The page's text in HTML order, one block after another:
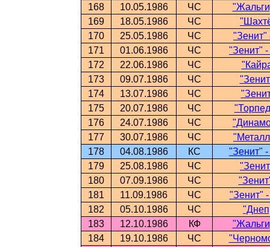
168
10.05.1986 ЧС
169
18.05.1986 ЧС
170
25.05.1986 ЧС
"Зенит"
171
01.06.1986 ЧС
"Зенит"
172
22.06.1986 ЧС
173
09.07.1986 ЧС
174
13.07.1986 ЧС
175
20.07.1986 ЧС
176
24.07.1986 ЧС
177
30.07.1986 ЧС
178
04.08.1986 КС
"Зенит"
179
25.08.1986 ЧС
180
07.09.1986 ЧС
181
11.09.1986 ЧС
"Зенит"
182
05.10.1986 ЧС
183
12.10.1986 КФ
184
19.10.1986 ЧС